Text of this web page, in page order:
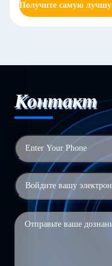
Получите самую
Контакт